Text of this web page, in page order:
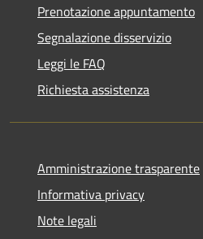
Prenotazione appuntamento
Segnalazione disservizio
Leggi le FAQ
Richiesta assistenza
Amministrazione trasparente
Informativa privacy
Note legali